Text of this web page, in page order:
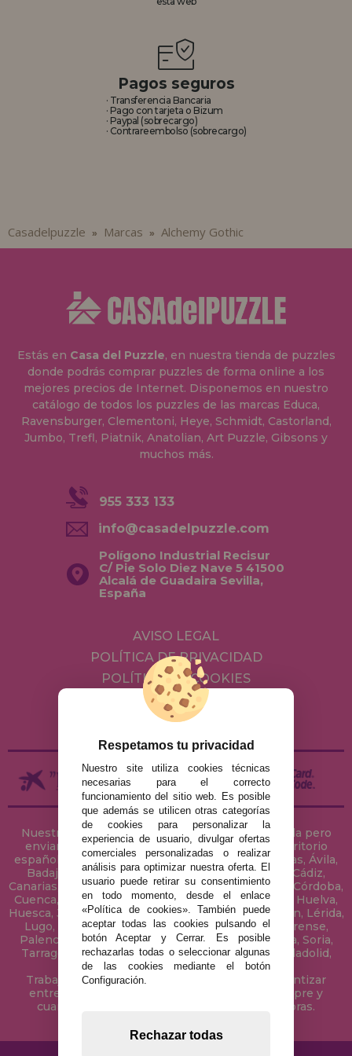
Pagos seguros
· Transferencia Bancaria
· Pago con tarjeta o Bizum
· Paypal (sobrecargo)
· Contrareembolso (sobrecargo)
Casadelpuzzle » Marcas » Alchemy Gothic
Estás en Casa del Puzzle, en nuestra tienda de puzzles
donde podrás comprar puzzles de forma online a los
mejores precios de Internet. Disponemos en nuestro
catálogo de todos los puzzles de las marcas Educa,
Ravensburger, Clementoni, Heye, Schmidt, Castorland,
Jumbo, Trefl, Piatnik, Anatolian, Art Puzzle, Gibsons y
muchos más.
955 333 133
info@casadelpuzzle.com
Polígono Industrial Recisur
C/ Pie Solo Diez Nave 5 41500
Alcalá de Guadaira Sevilla,
España
AVISO LEGAL
POLÍTICA DE PRIVACIDAD
POLÍTICA DE COOKIES
ENVÍOS Y DEVOLUCIONES
DEVOLUCIONES / DESISTIMIENTO
Nuestra tienda de puzzles está ubicada en Sevilla pero
enviamos tus puzzles a cualquier ciudad del territorio
español: Álava, Albacete, Alicante, Almería, Asturias, Ávila,
Badajoz, Baleares, Barcelona, Burgos, Cáceres, Cádiz,
Canarias, Cantabria, Castellón, Ceuta, Ciudad Real, Córdoba,
Cuenca, Gerona, Granada, Guadalajara, Guipúzcoa, Huelva,
Huesca, Jaén, La Coruña, La Rioja, Las Palmas, Leon, Lérida,
Lugo, Madrid, Málaga, Melilla, Murcia, Navarra, Orense,
Palencia, Pontevedra, Salamanca, Segovia, Sevilla, Soria,
Tarragona, Tenerife, Teruel, Toledo, Valencia, Valladolid,
Vizcaya, Zamora y Zaragoza.
Trabajamos con Stocks permanentes para garantizar
entregas rápidas en territorio peninsular, siempre y
cuando el pedido se realice antes de las 18 horas.
Respetamos tu privacidad
Nuestro site utiliza cookies técnicas
necesarias para el correcto
funcionamiento del sitio web. Es posible
que además se utilicen otras categorías
de cookies para personalizar la
experiencia de usuario, divulgar ofertas
comerciales personalizadas o realizar
análisis para optimizar nuestra oferta. El
usuario puede retirar su consentimiento
en todo momento, desde el enlace
«Política de cookies». También puede
aceptar todas las cookies pulsando el
botón Aceptar y Cerrar. Es posible
rechazarlas todas o seleccionar algunas
de las cookies mediante el botón
Configuración.
Rechazar todas